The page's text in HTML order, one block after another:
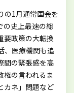
の1月通常国会を
の史上最速の総
要政策の大転換
、医療機関も追
間の緊張感を高
権の言われるま
カネ」問題など